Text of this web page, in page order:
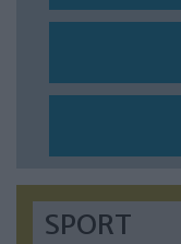
SPORT